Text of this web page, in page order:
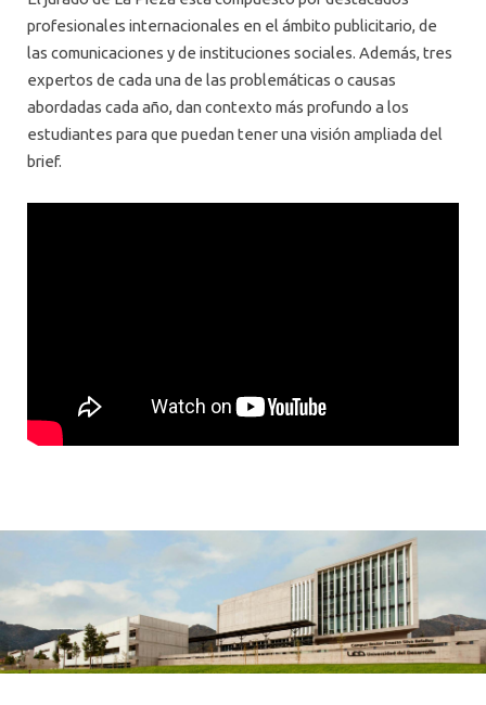
profesionales internacionales en el ámbito publicitario, de
las comunicaciones y de instituciones sociales. Además, tres
expertos de cada una de las problemáticas o causas
abordadas cada año, dan contexto más profundo a los
estudiantes para que puedan tener una visión ampliada del
brief.